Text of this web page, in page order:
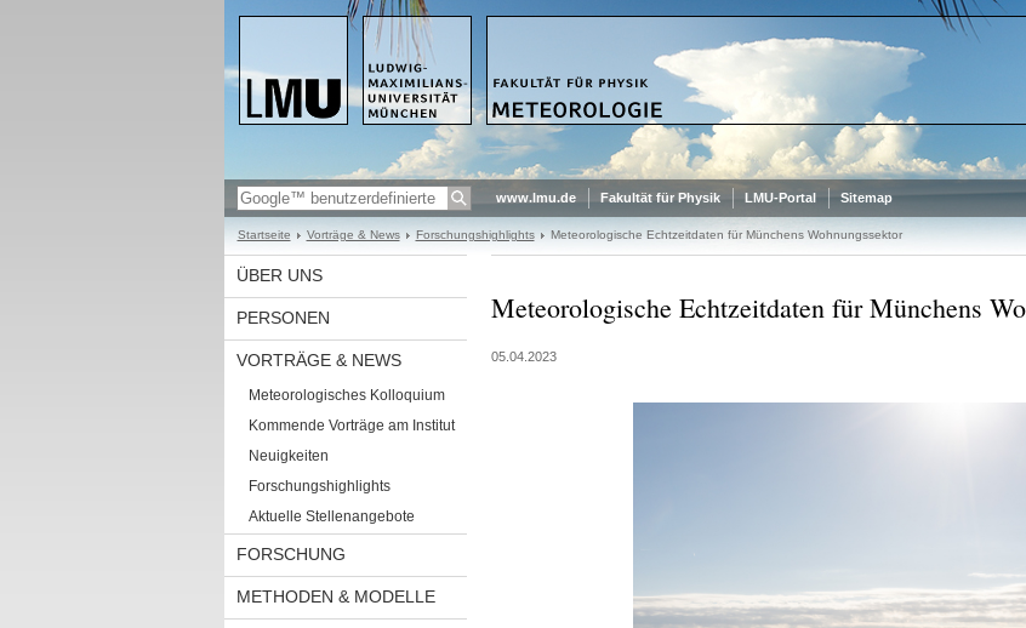
www.lmu.de Fakultät für Physik LMU-Portal Sitemap
Startseite Vorträge & News Forschungshighlights Meteorologische Echtzeitdaten für Münchens Wohnungssektor
ÜBER UNS
PERSONEN
VORTRÄGE & NEWS
Meteorologisches Kolloquium
Kommende Vorträge am Institut
Neuigkeiten
Forschungshighlights
Aktuelle Stellenangebote
FORSCHUNG
METHODEN & MODELLE
Meteorologische Echtzeitdaten für Münchens
05.04.2023